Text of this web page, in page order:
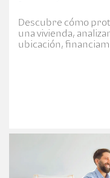
Descubre cómo
una vivienda,
ubicación,